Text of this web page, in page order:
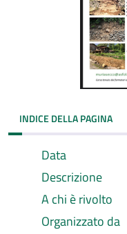
INDICE DELLA PAGINA
Data
Descrizione
A chi è rivolto
Organizzato da